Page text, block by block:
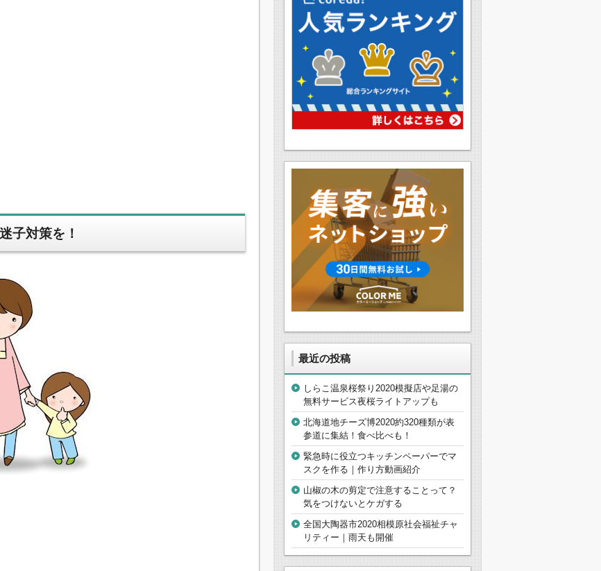
子対策を！
最近の投稿
しらこ温泉桜祭り2020模擬店や足湯の
無料サービス夜桜ライトアップも
北海道地チーズ博2020約320種類が表
参道に集結！食べ比べも！
緊急時に役立つキッチンペーパーでマ
スクを作る｜作り方動画紹介
山椒の木の剪定で注意することって？
気をつけないとケガする
全国大陶器市2020相模原社会福祉チャ
リティー｜雨天も開催